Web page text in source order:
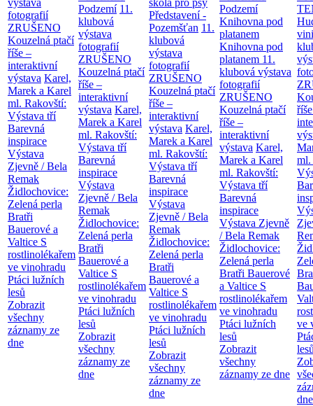
fotografií
ZRUŠENO
Kouzelná ptačí
říše –
interaktivní
výstava Karel,
Marek a Karel
ml. Rakovští:
Výstava tří
Barevná
inspirace
Výstava
Zjevně / Bela
Remak
Židlochovice:
Zelená perla
Bratři
Bauerové a
Valtice S
rostlinolékařem
ve vinohradu
Ptáci lužních
lesů
Zobrazit
všechny
záznamy ze
dne
Podzemí 11.
klubová
výstava
fotografií
ZRUŠENO
Kouzelná ptačí
říše –
interaktivní
výstava Karel,
Marek a Karel
ml. Rakovští:
Výstava tří
Barevná
inspirace
Výstava
Zjevně / Bela
Remak
Židlochovice:
Zelená perla
Bratři
Bauerové a
Valtice S
rostlinolékařem
ve vinohradu
Ptáci lužních
lesů
Zobrazit
všechny
záznamy ze
dne
Představení -
Pozemšťan 11.
klubová
výstava
fotografií
ZRUŠENO
Kouzelná ptačí
říše –
interaktivní
výstava Karel,
Marek a Karel
ml. Rakovští:
Výstava tří
Barevná
inspirace
Výstava
Zjevně / Bela
Remak
Židlochovice:
Zelená perla
Bratři
Bauerové a
Valtice S
rostlinolékařem
ve vinohradu
Ptáci lužních
lesů
Zobrazit
všechny
záznamy ze
dne
Podzemí
Knihovna pod
platanem
Knihovna pod
platanem 11.
klubová výstava
fotografií
ZRUŠENO
Kouzelná ptačí
říše –
interaktivní
výstava Karel,
Marek a Karel
ml. Rakovští:
Výstava tří
Barevná
inspirace
Výstava Zjevně
/ Bela Remak
Židlochovice:
Zelená perla
Bratři Bauerové
a Valtice S
rostlinolékařem
ve vinohradu
Ptáci lužních
lesů
Zobrazit
všechny
záznamy ze dne
ml.
ve
dne